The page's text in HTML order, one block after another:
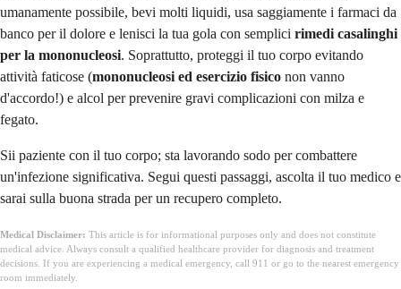
umanamente possibile, bevi molti liquidi, usa saggiamente i farmaci da
banco per il dolore e lenisci la tua gola con semplici rimedi casalinghi
per la mononucleosi. Soprattutto, proteggi il tuo corpo evitando
attività faticose (mononucleosi ed esercizio fisico non vanno
d'accordo!) e alcol per prevenire gravi complicazioni con milza e
fegato.
Sii paziente con il tuo corpo; sta lavorando sodo per combattere
un'infezione significativa. Segui questi passaggi, ascolta il tuo medico e
sarai sulla buona strada per un recupero completo.
Medical Disclaimer: This article is for informational purposes only and does not constitute
medical advice. Always consult a qualified healthcare provider for diagnosis and treatment
decisions. If you are experiencing a medical emergency, call 911 or go to the nearest emergency
room immediately.